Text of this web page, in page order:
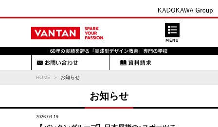
HOME お知らせ
お知らせ
2026.03.19